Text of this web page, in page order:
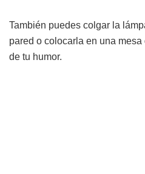
También puedes colgar la
pared o colocarla en una
de tu humor.